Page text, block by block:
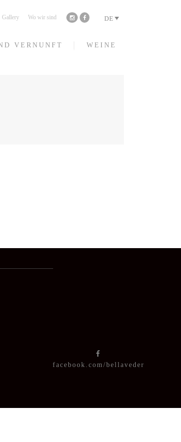
DE
Gallery Wo wir sind
VERNUNFT WEINE
facebook.com/bellaveder